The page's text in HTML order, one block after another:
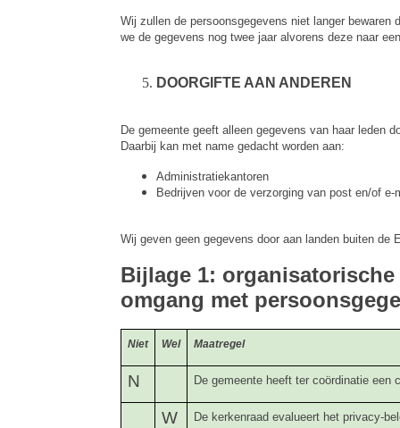
Wij zullen de persoonsgegevens niet langer
we de gegevens nog twee jaar alvorens deze naar
DOORGIFTE AAN ANDEREN
De gemeente geeft alleen gegevens van haar leden
Daarbij kan met name gedacht worden aan:
Administratiekantoren
Bedrijven voor de verzorging van post en/of e-
Wij geven geen gegevens door aan landen buiten
Bijlage 1:
omgang met
Niet Wel Maatregel
N De gemeente heeft ter coördinatie een
W De kerkenraad evalueert het privacy-